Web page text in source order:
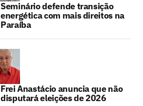
Seminário defende transição
energética com mais direitos na
Paraíba
Frei Anastácio anuncia que não
disputará eleições de 2026